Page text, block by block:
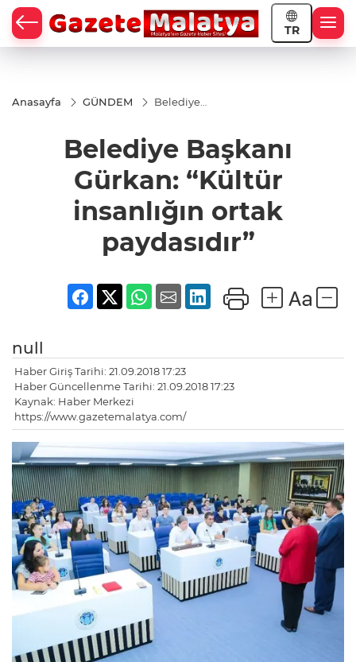
TR
Anasayfa GÜNDEM
Belediye
“Kültür
insanlığın
ortak
paydasıdır”
Belediye Başkanı
Gürkan: “Kültür
insanlığın ortak
paydasıdır”
null
Haber Giriş Tarihi: 21.09.2018 17:23
Haber Güncellenme Tarihi: 21.09.2018 17:23
Kaynak: Haber Merkezi
https://www.gazetemalatya.com/